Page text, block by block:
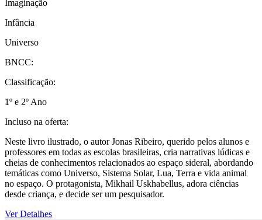
Imaginação
Infância
Universo
BNCC:
Classificação:
1º e 2º Ano
Incluso na oferta:
Neste livro ilustrado, o autor Jonas Ribeiro, querido pelos alunos e
professores em todas as escolas brasileiras, cria narrativas lúdicas e
cheias de conhecimentos relacionados ao espaço sideral, abordando
temáticas como Universo, Sistema Solar, Lua, Terra e vida animal
no espaço. O protagonista, Mikhail Uskhabellus, adora ciências
desde criança, e decide ser um pesquisador.
Ver Detalhes